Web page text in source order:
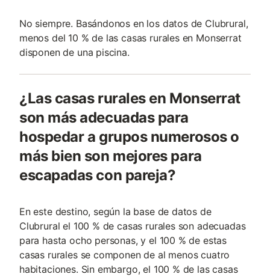
No siempre. Basándonos en los datos de Clubrural,
menos del 10 % de las casas rurales en Monserrat
disponen de una piscina.
¿Las casas rurales en Monserrat
son más adecuadas para
hospedar a grupos numerosos o
más bien son mejores para
escapadas con pareja?
En este destino, según la base de datos de
Clubrural el 100 % de casas rurales son adecuadas
para hasta ocho personas, y el 100 % de estas
casas rurales se componen de al menos cuatro
habitaciones. Sin embargo, el 100 % de las casas